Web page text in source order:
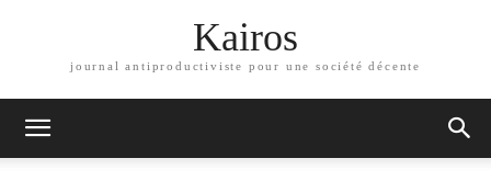
Kairos
journal antiproductiviste pour une société décente